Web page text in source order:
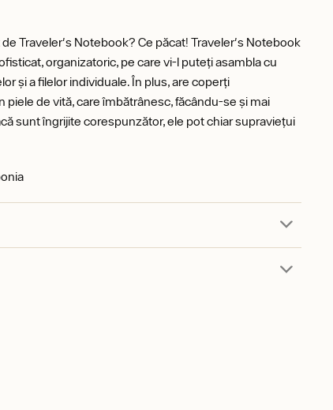
de Traveler's Notebook? Ce păcat! Traveler's Notebook
organizatoric, pe care vi-l puteți asambla cu
și a filelor individuale. În plus, are coperți
piele de vită, care îmbătrânesc, făcându-se și mai
sunt îngrijite corespunzător, ele pot chiar supraviețui